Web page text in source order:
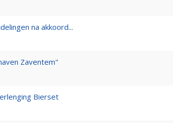
na akkoord...
Zaventem"
Bierset